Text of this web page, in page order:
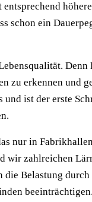
schon ein
Denn
zu erkennen und
ist der erste
nur in
wir zahlreichen
die Belastung